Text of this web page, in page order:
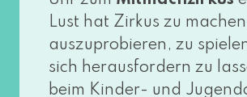
Lust hat Zirkus zu
aus­zu­pro­bie­ren, zu
sich her­aus­for­dern zu
beim Kinder- und